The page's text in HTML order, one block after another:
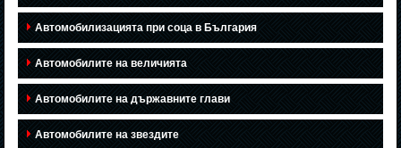
Автомобилизацията при соца в България
Автомобилите на величията
Автомобилите на държавните глави
Автомобилите на звездите